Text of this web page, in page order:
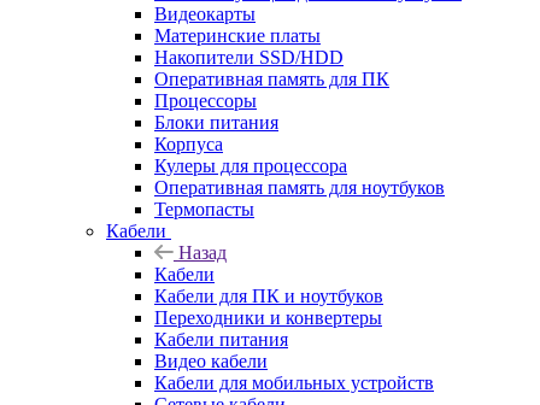
Видеокарты
Материнские платы
Накопители SSD/HDD
Оперативная память для ПК
Процессоры
Блоки питания
Корпуса
Кулеры для процессора
Оперативная память для ноутбуков
Термопасты
Кабели
Назад
Кабели
Кабели для ПК и ноутбуков
Переходники и конвертеры
Кабели питания
Видео кабели
Кабели для мобильных устройств